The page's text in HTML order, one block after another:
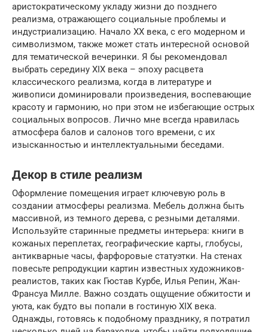
аристократическому укладу жизни до позднего
реализма, отражающего социальные проблемы и
индустриализацию. Начало XX века, с его модерном и
символизмом, также может стать интересной основой
для тематической вечеринки. Я бы рекомендовал
выбрать середину XIX века – эпоху расцвета
классического реализма, когда в литературе и
живописи доминировали произведения, воспевающие
красоту и гармонию, но при этом не избегающие острых
социальных вопросов. Лично мне всегда нравилась
атмосфера балов и салонов того времени, с их
изысканностью и интеллектуальными беседами.
Декор в стиле реализм
Оформление помещения играет ключевую роль в
создании атмосферы реализма. Мебель должна быть
массивной, из темного дерева, с резными деталями.
Используйте старинные предметы интерьера: книги в
кожаных переплетах, географические карты, глобусы,
антикварные часы, фарфоровые статуэтки. На стенах
повесьте репродукции картин известных художников-
реалистов, таких как Гюстав Курбе, Илья Репин, Жан-
Франсуа Милле. Важно создать ощущение обжитости и
уюта, как будто вы попали в гостиную XIX века.
Однажды, готовясь к подобному празднику, я потратил